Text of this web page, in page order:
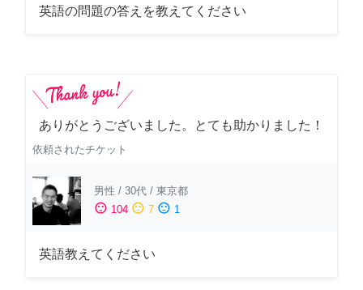
英語の問題の答えを教えてください
ありがとうございました。とても助かりました！
依頼されたチケット
男性 / 30代 / 東京都
sentiment_satisfied 104 sentiment_neutral 7 sentiment_dissatisfied 1
英語教えてください